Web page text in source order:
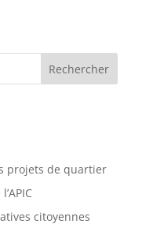
Rechercher
projets de quartier
citoyennes